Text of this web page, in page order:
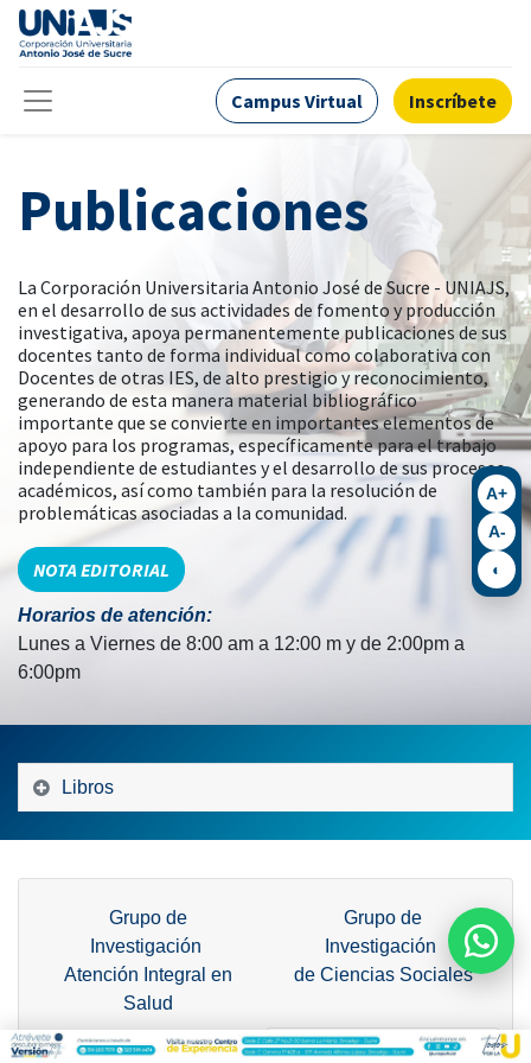
Campus Virtual Inscríbete
Publicaciones
La Corporación Universitaria Antonio José de Sucre - UNIAJS,
en el desarrollo de sus actividades de fomento y producción
investigativa, apoya permanentemente publicaciones de sus
docentes tanto de forma individual como colaborativa con
Docentes de otras IES, de alto prestigio y reconocimiento,
generando de esta manera material bibliográfico
importante que se convierte en importantes elementos de
apoyo para los programas, específicamente para el trabajo
independiente de estudiantes y el desarrollo de sus procesos
académicos, así como también para la resolución de
problemáticas asociadas a la comunidad.
NOTA EDITORIAL
Horarios de atención:
Lunes a Viernes de 8:00 am a 12:00 m y de 2:00pm a
6:00pm
Libros
Grupo de
Investigación
Atención Integral en
Salud
Grupo de
Investigación
de Ciencias Sociales
Grupo de Investigación Grupo de Investigación
A+
A-
◐